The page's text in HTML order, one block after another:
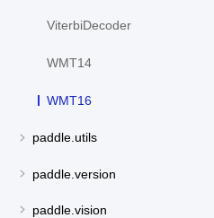
ViterbiDecoder
WMT14
WMT16
paddle.utils
paddle.version
paddle.vision